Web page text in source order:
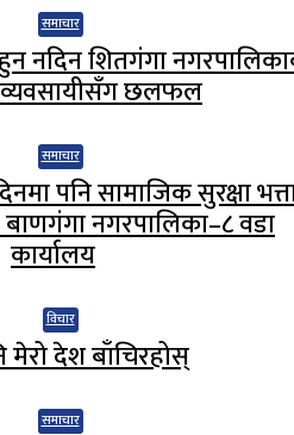
समाचार
नदिन शितगंगा
व्यवसायीसँग छलफल
समाचार
पनि सामाजिक सुरक्षा
नगरपालिका–८ वडा
कार्यालय
विचार
मेरो देश बाँचिरहोस्
समाचार